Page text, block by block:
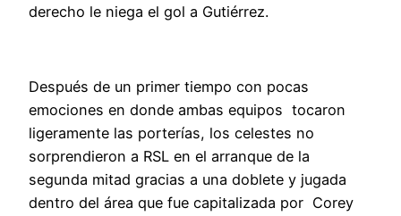
derecho le niega el gol a Gutiérrez.
Después de un primer tiempo con pocas
emociones en donde ambas equipos tocaron
ligeramente las porterías, los celestes no
sorprendieron a RSL en el arranque de la
segunda mitad gracias a una doblete y jugada
dentro del área que fue capitalizada por Corey